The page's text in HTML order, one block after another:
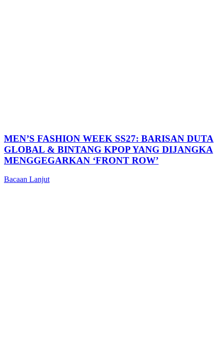
MEN’S FASHION WEEK SS27: BARISAN DUTA
GLOBAL & BINTANG KPOP YANG DIJANGKA
MENGGEGARKAN ‘FRONT ROW’
Bacaan Lanjut